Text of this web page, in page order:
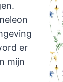
er
mijn